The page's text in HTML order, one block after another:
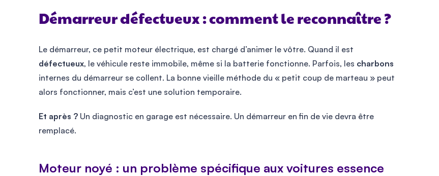
Démarreur défectueux : comment le reconnaître ?
Le démarreur, ce petit moteur électrique, est chargé d’animer le vôtre. Quand il est
défectueux, le véhicule reste immobile, même si la batterie fonctionne. Parfois, les charbons
internes du démarreur se collent. La bonne vieille méthode du « petit coup de marteau » peut
alors fonctionner, mais c’est une solution temporaire.
Et après ? Un diagnostic en garage est nécessaire. Un démarreur en fin de vie devra être
remplacé.
Moteur noyé : un problème spécifique aux voitures essence